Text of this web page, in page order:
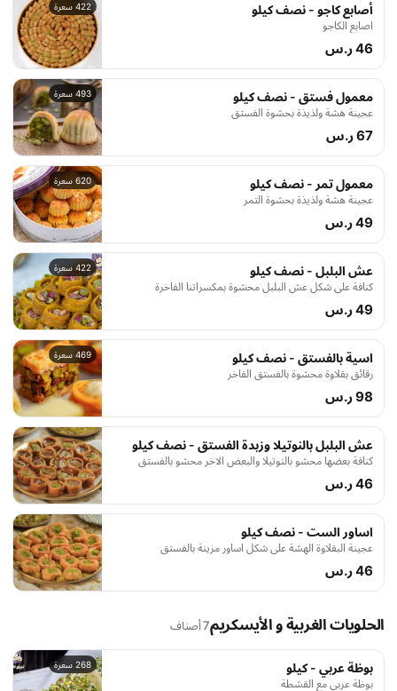
422 سعرة أصابع كاجو - نصف كيلو
اصابع الكاجو
46 ر.س
493 سعرة معمول فستق - نصف كيلو
عجينة هشة ولذيذة بحشوة الفستق
67 ر.س
620 سعرة معمول تمر - نصف كيلو
عجينة هشة ولذيذة بحشوة التمر
49 ر.س
422 سعرة عش البلبل - نصف كيلو
كنافة على شكل عش البلبل محشوة بمكسراتنا الفاخرة
49 ر.س
469 سعرة اسية بالفستق - نصف كيلو
رقائق بقلاوة محشوة بالفستق الفاخر
98 ر.س
عش البلبل بالنوتيلا وزبدة الفستق - نصف كيلو
كنافة بعضها محشو بالنوتيلا والبعض الاخر محشو بالفستق
46 ر.س
اساور الست - نصف كيلو
عجينة البقلاوة الهشة على شكل اساور مزينة بالفستق
46 ر.س
الحلويات الغربية و الأيسكريم7 أصناف
268 سعرة بوظة عربي - كيلو
بوظة عربي مع القشطة